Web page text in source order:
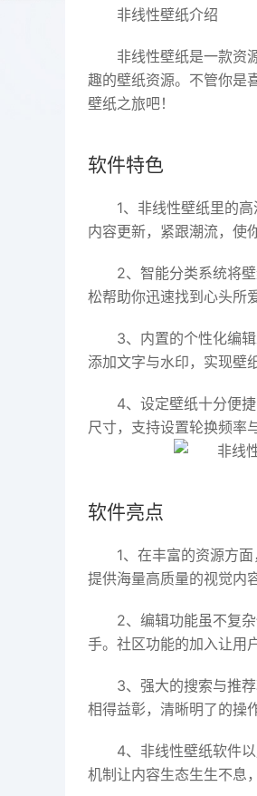
非线性壁纸介绍
非线性壁纸是一款资
趣的壁纸资源。不管你是
壁纸之旅吧！
软件特色
1、非线性壁纸里的
内容更新，紧跟潮流，使
2、智能分类系统将
松帮助你迅速找到心头所
3、内置的个性化编
添加文字与水印，实现壁
4、设定壁纸十分便
尺寸，支持设置轮换频率
软件亮点
1、在丰富的资源方
提供海量高质量的视觉内
2、编辑功能虽不复
手。社区功能的加入让用
3、强大的搜索与推
相得益彰，清晰明了的操
4、非线性壁纸软件
机制让内容生态生生不息